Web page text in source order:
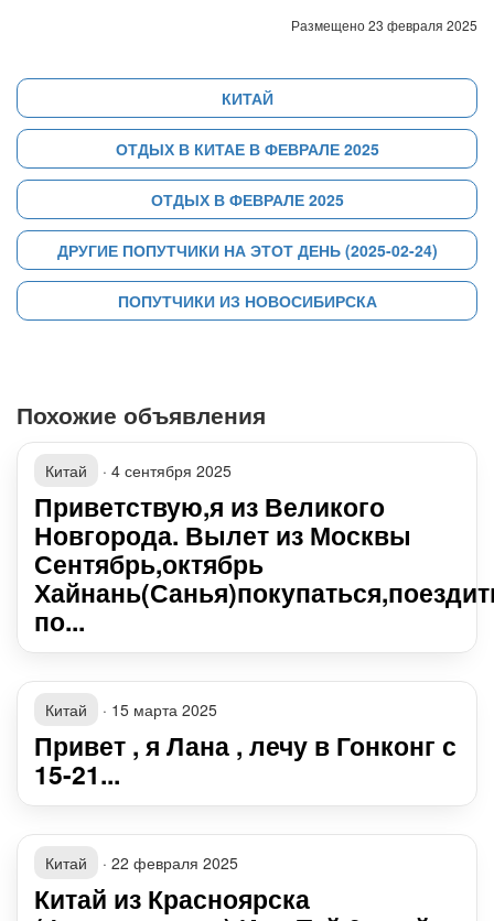
Размещено 23 февраля 2025
КИТАЙ
ОТДЫХ В КИТАЕ В ФЕВРАЛЕ 2025
ОТДЫХ В ФЕВРАЛЕ 2025
ДРУГИЕ ПОПУТЧИКИ НА ЭТОТ ДЕНЬ (2025-02-24)
ПОПУТЧИКИ ИЗ НОВОСИБИРСКА
Похожие объявления
Китай · 4 сентября 2025
Приветствую,я из Великого
Новгорода. Вылет из Москвы
Сентябрь,октябрь
по...
Китай · 15 марта 2025
Привет , я Лана , лечу в Гонконг с
15-21...
Китай · 22 февраля 2025
Китай из Красноярска